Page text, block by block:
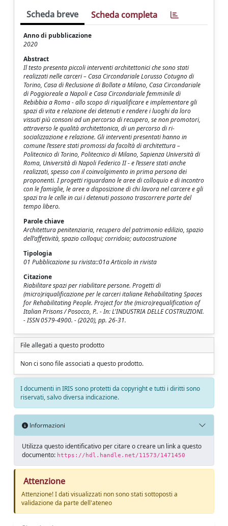
Scheda breve Scheda completa
Anno di pubblicazione
2020
Abstract
Il testo presenta piccoli interventi architettonici che sono stati
realizzati nelle carceri – Casa Circondariale Lorusso Cotugno di
Torino, Casa di Reclusione di Bollate a Milano, Casa Circondariale
di Poggioreale a Napoli e Casa Circondariale femminile di
Rebibbia a Roma - allo scopo di riqualificare e implementare gli
spazi di vita e relazione dei detenuti e rendere i luoghi da loro
vissuti più consoni ad un percorso di recupero, se non promotori,
attraverso le qualità architettonica, di un percorso di ri-
socializzazione e relazione. Gli interventi presentati hanno in
comune l’essere stati promossi da facoltà di architettura –
Politecnico di Torino, Politecnico di Milano, Sapienza Università di
Roma, Università di Napoli Federico II - e l’essere stati anche
realizzati, spesso con il coinvolgimento in prima persona dei
proponenti. I progetti riguardano le aree di colloquio e di incontro
con le famiglie, le aree a disposizione di chi lavora nel carcere e gli
spazi tra le celle in cui i detenuti possono trascorrere parte del
tempo libero.
Parole chiave
Architettura penitenziaria, recupero del patrimonio edilizio, spazio
dell’affetività, spazio colloqui; corridoio; autocostruzione
Tipologia
01 Pubblicazione su rivista::01a Articolo in rivista
Citazione
Riabilitare spazi per riabilitare persone. Progetti di
(micro)riqualificazione per le carceri italiane Rehabilitating Spaces
for Rehabilitating People. Project for the (micro)requalification of
Italian Prisons / Posocco, P.. - In: L'INDUSTRIA DELLE COSTRUZIONI.
- ISSN 0579-4900. - (2020), pp. 26-31.
File allegati a questo prodotto
Non ci sono file associati a questo prodotto.
I documenti in IRIS sono protetti da copyright e tutti i diritti sono
riservati, salvo diversa indicazione.
Informazioni
Utilizza questo identificativo per citare o creare un link a questo
documento: https://hdl.handle.net/11573/1471450
Attenzione
Attenzione! I dati visualizzati non sono stati sottoposti a
validazione da parte dell'ateneo